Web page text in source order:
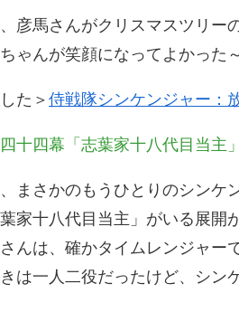
彦馬さんがクリスマスツリー
ゃんが笑顔になってよかった
た＞侍戦隊シンケンジャー：
十四幕「志葉家十八代目当主」
まさかのもうひとりのシンケ
家十八代目当主」がいる展開
んは、確かタイムレンジャー
は一人二役だったけど、シン